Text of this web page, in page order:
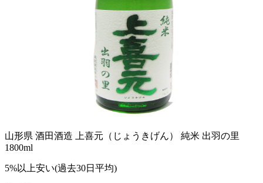
山形県 酒田酒造 上喜元（じょうきげん） 純米 出羽の里
1800ml
5%以上安い(過去30日平均)